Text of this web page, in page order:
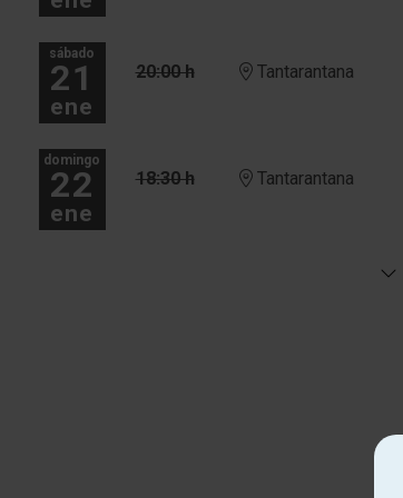
sábado
21
ene
20:00 h Tantarantana
domingo
22
ene
18:30 h Tantarantana